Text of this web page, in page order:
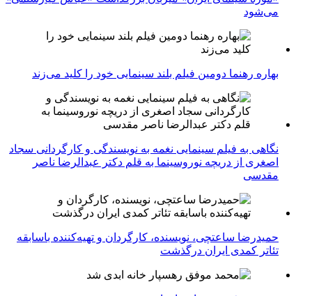
می‌شود
بهاره رهنما دومین فیلم بلند سینمایی خود را کلید می‌زند
نگاهی به فیلم سینمایی نغمه به نویسندگی و کارگردانی سجاد
اصغری از دریچه نوروسینما به قلم دکتر عبدالرضا ناصر
مقدسی
حمیدرضا ساعتچی، نویسنده، کارگردان و تهیه‌کننده باسابقه
تئاتر کمدی ایران درگذشت